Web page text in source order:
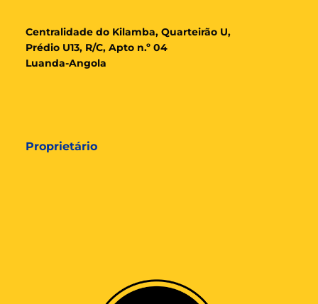
Centralidade do Kilamba, Quarteirão U,
Prédio U13, R/C, Apto n.º 04
Luanda-Angola
Proprietário